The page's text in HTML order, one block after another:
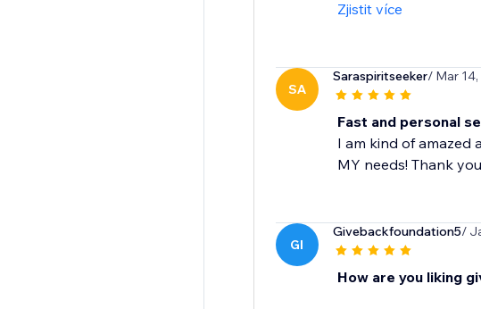
Zjistit více
SA
Saraspiritseeker/ Mar
Fast and personal
I am kind of amazed
MY needs! Thank
GI
Givebackfoundation5/
How are you liking